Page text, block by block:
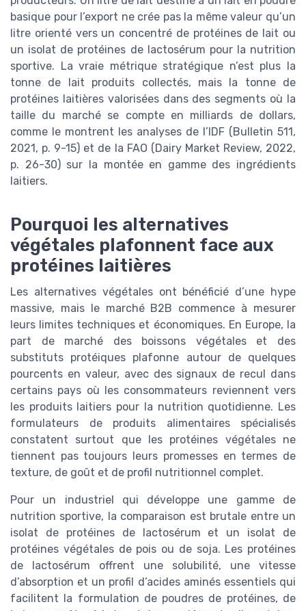
basique pour l’export ne crée pas la même valeur qu’un
litre orienté vers un concentré de protéines de lait ou
un isolat de protéines de lactosérum pour la nutrition
sportive. La vraie métrique stratégique n’est plus la
tonne de lait produits collectés, mais la tonne de
protéines laitières valorisées dans des segments où la
taille du marché se compte en milliards de dollars,
comme le montrent les analyses de l’IDF (Bulletin 511,
2021, p. 9-15) et de la FAO (Dairy Market Review, 2022,
p. 26-30) sur la montée en gamme des ingrédients
laitiers.
Pourquoi les alternatives
végétales plafonnent face aux
protéines laitières
Les alternatives végétales ont bénéficié d’une hype
massive, mais le marché B2B commence à mesurer
leurs limites techniques et économiques. En Europe, la
part de marché des boissons végétales et des
substituts protéiques plafonne autour de quelques
pourcents en valeur, avec des signaux de recul dans
certains pays où les consommateurs reviennent vers
les produits laitiers pour la nutrition quotidienne. Les
formulateurs de produits alimentaires spécialisés
constatent surtout que les protéines végétales ne
tiennent pas toujours leurs promesses en termes de
texture, de goût et de profil nutritionnel complet.
Pour un industriel qui développe une gamme de
nutrition sportive, la comparaison est brutale entre un
isolat de protéines de lactosérum et un isolat de
protéines végétales de pois ou de soja. Les protéines
de lactosérum offrent une solubilité, une vitesse
d’absorption et un profil d’acides aminés essentiels qui
facilitent la formulation de poudres de protéines, de